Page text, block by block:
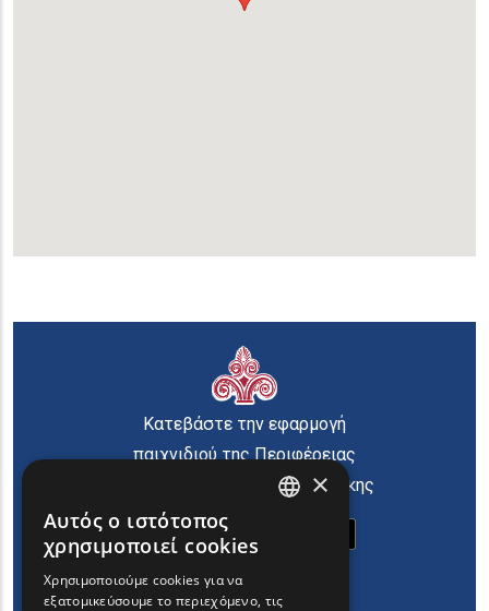
Κατεβάστε την εφαρμογή
παιχνιδιού της Περιφέρειας
Ανατολικής Μακεδονίας Θράκης
FRENCH
×
Αυτός ο ιστότοπος
χρησιμοποιεί cookies
Χρησιμοποιούμε cookies για να
εξατομικεύσουμε το περιεχόμενο, τις